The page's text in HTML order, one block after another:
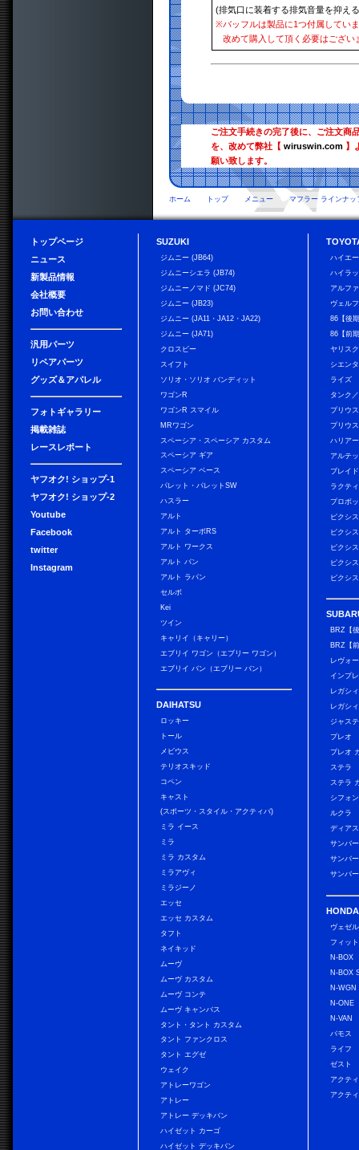
(排気口に装着する排気音量を抑え
※バッフルは製品に1つ付属してい
改めて購入して頂く必要はござい
ご注文手続きの完了後に、ご注文商
を、改めて弊社【wiruswin.com 】
願い致します。
ホーム トップ メニュー マフラー ラインナッ
トップページ
ニュース
新製品情報
会社概要
お問い合わせ
汎用パーツ
リペアパーツ
グッズ＆アパレル
フォトギャラリー
掲載雑誌
レースレポート
ヤフオク! ショップ-1
ヤフオク! ショップ-2
Youtube
Facebook
twitter
Instagram
SUZUKI
ジムニー (JB64)
ジムニーシエラ (JB74)
ジムニーノマド (JC74)
ジムニー (JB23)
ジムニー (JA11・JA12・JA22)
ジムニー (JA71)
クロスビー
スイフト
ソリオ・ソリオ バンディット
ワゴンR
ワゴンR スマイル
MRワゴン
スペーシア・スペーシア カスタム
スペーシア ギア
スペーシア ベース
パレット・パレットSW
ハスラー
アルト
アルト ターボRS
アルト ワークス
アルト バン
アルト ラパン
セルボ
Kei
ツイン
キャリイ（キャリー）
エブリイ ワゴン（エブリー ワゴン）
エブリイ バン（エブリー バン）
DAIHATSU
ロッキー
トール
メビウス
テリオスキッド
コペン
キャスト
(スポーツ・スタイル・アクティバ)
ミラ イース
ミラ
ミラ カスタム
ミラアヴィ
ミラジーノ
エッセ
エッセ カスタム
タフト
ネイキッド
ムーヴ
ムーヴ カスタム
ムーヴ コンテ
ムーヴ キャンバス
タント・タント カスタム
タント ファンクロス
タント エグゼ
ウェイク
アトレーワゴン
アトレー
アトレー デッキバン
ハイゼット カーゴ
ハイゼット デッキバン
ハイエ
ハイラ
アルフ
ヴェル
86【後
86【前
ヤリス
シエンタ
ライズ
タンク
プリウス
プリウ
ハリアー
アルテ
ブレイド
ラクテ
プロボ
ピクシ
ピクシ
ピクシ
ピクシ
ピクシ
BRZ【
BRZ【
レヴォ
インプ
レガシ
レガシ
ジャス
プレオ
プレオ
ステラ
ステラ
シフォ
ルクラ
ディア
サンバ
サンバ
サンバ
HONDA
ヴェゼル
フィット
N-BOX
N-BOX
N-WGN
N-ONE
N-VAN
バモス
ライフ
ゼスト
アクテ
アクテ